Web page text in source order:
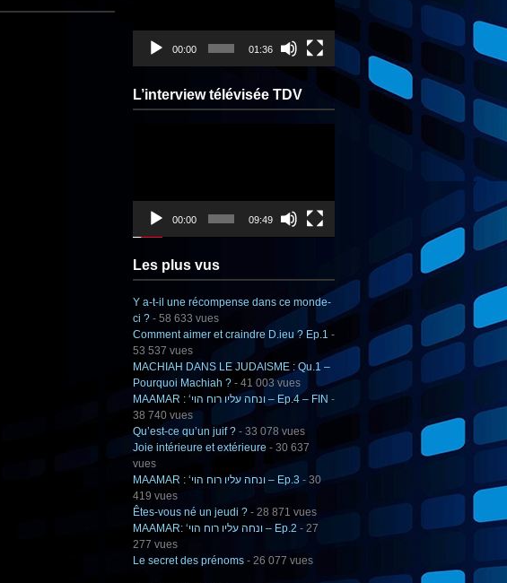
00:00 01:36
L’interview télévisée TDV
00:00 09:49
Les plus vus
Y a-t-il une récompense dans ce monde-
ci ? - 58 633 vues
Comment aimer et craindre D.ieu ? Ep.1 -
53 537 vues
MACHIAH DANS LE JUDAISME : Qu.1 –
Pourquoi Machiah ? - 41 003 vues
MAAMAR : ‘ונחה עליו רוח הוי – Ep.4 – FIN -
38 740 vues
Qu’est-ce qu’un juif ? - 33 078 vues
Joie intérieure et extérieure - 30 637
vues
MAAMAR : ‘ונחה עליו רוח הוי – Ep.3 - 30
419 vues
Êtes-vous né un jeudi ? - 28 871 vues
MAAMAR: ‘ונחה עליו רוח הוי – Ep.2 - 27
277 vues
Le secret des prénoms - 26 077 vues